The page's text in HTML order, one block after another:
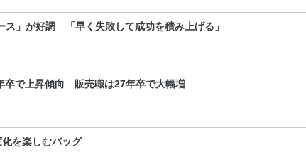
ス」が好調 「早く失敗して成功を積み上げる」
卒で上昇傾向 販売職は27年卒で大幅増
を楽しむバッグ